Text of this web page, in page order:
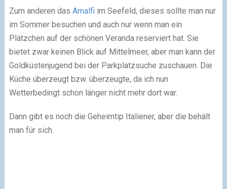
Zum anderen das Amalfi im Seefeld, dieses sollte man nur
im Sommer besuchen und auch nur wenn man ein
Plätzchen auf der schönen Veranda reserviert hat. Sie
bietet zwar keinen Blick auf Mittelmeer, aber man kann der
Goldküstenjugend bei der Parkplatzsuche zuschauen. Die
Küche überzeugt bzw. überzeugte, da ich nun
Wetterbedingt schon länger nicht mehr dort war.
Dann gibt es noch die Geheimtip Italiener, aber die behält
man für sich.